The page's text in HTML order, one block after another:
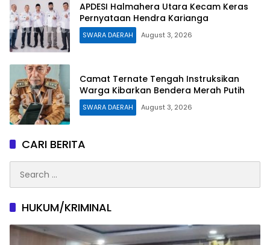
APDESI Halmahera Utara Kecam Keras
Pernyataan Hendra Karianga
SWARA DAERAH August 3, 2026
Camat Ternate Tengah Instruksikan
Warga Kibarkan Bendera Merah Putih
SWARA DAERAH August 3, 2026
CARI BERITA
for:
HUKUM/KRIMINAL